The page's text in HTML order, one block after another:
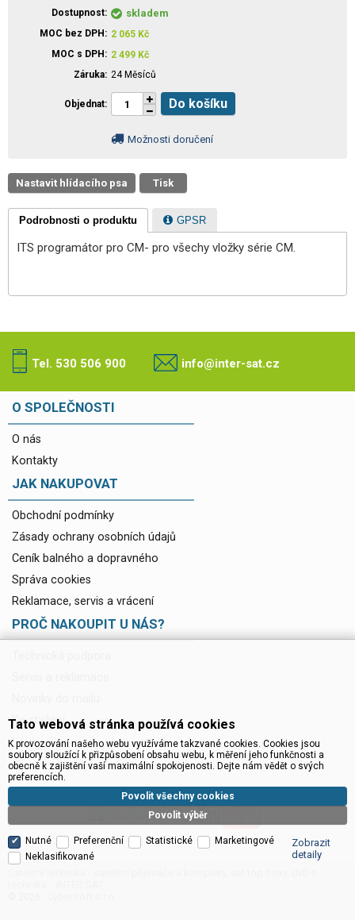
Dostupnost
skladem
MOC bez DPH 2 065 Kč
MOC s DPH
2 499 Kč
Záruka 24 Měsíců
Objednat Do košíku
Možnosti doručení
Nastavit hlídacího psa Tisk
Podrobnosti o produktu GPSR
ITS programátor pro CM- pro všechy vložky série CM.
Tel. 530 506 900 info@inter-sat.cz
O SPOLEČNOSTI
O nás
Kontakty
JAK NAKUPOVAT
Obchodní podmínky
Zásady ochrany osobních údajů
Ceník balného a dopravného
Správa cookies
Reklamace, servis a vrácení
PROČ NAKOUPIT U NÁS?
Ke stažení
Tato webová stránka používá cookies
K provozování našeho webu využíváme takzvané cookies. Cookies jsou
soubory sloužící k přizpůsobení obsahu webu, k měření jeho funkčnosti a
obecně k zajištění vaší maximální spokojenosti. Dejte nám vědět o svých
preferencích.
Povolit výběr
Povolit všechny cookies
Nutné Preferenční Statistické
Marketingové
Neklasifikované
Zobrazit
detaily